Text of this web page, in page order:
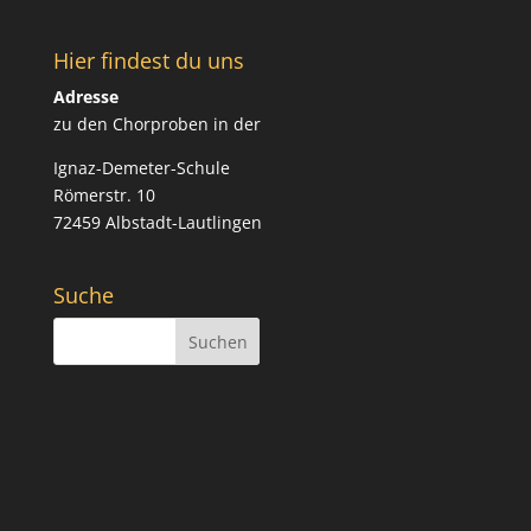
Hier findest du uns
Adresse
zu den Chorproben in der
Ignaz-Demeter-Schule
Römerstr. 10
72459 Albstadt-Lautlingen
Suche